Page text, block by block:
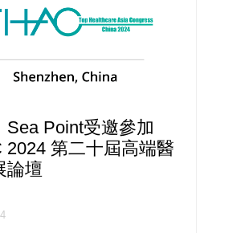
Sea Point受邀參加
2024 第二十屆高端醫
論壇